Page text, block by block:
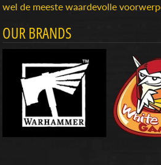
wel de meeste waardevolle
OUR BRANDS